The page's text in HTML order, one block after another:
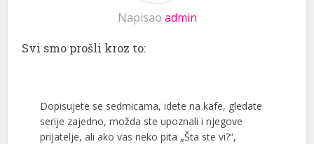
Napisao admin
Svi smo prošli kroz to:
Dopisujete se sedmicama, idete na kafe, gledate
serije zajedno, možda ste upoznali i njegove
prijatelje, ali ako vas neko pita „Šta ste vi?“,